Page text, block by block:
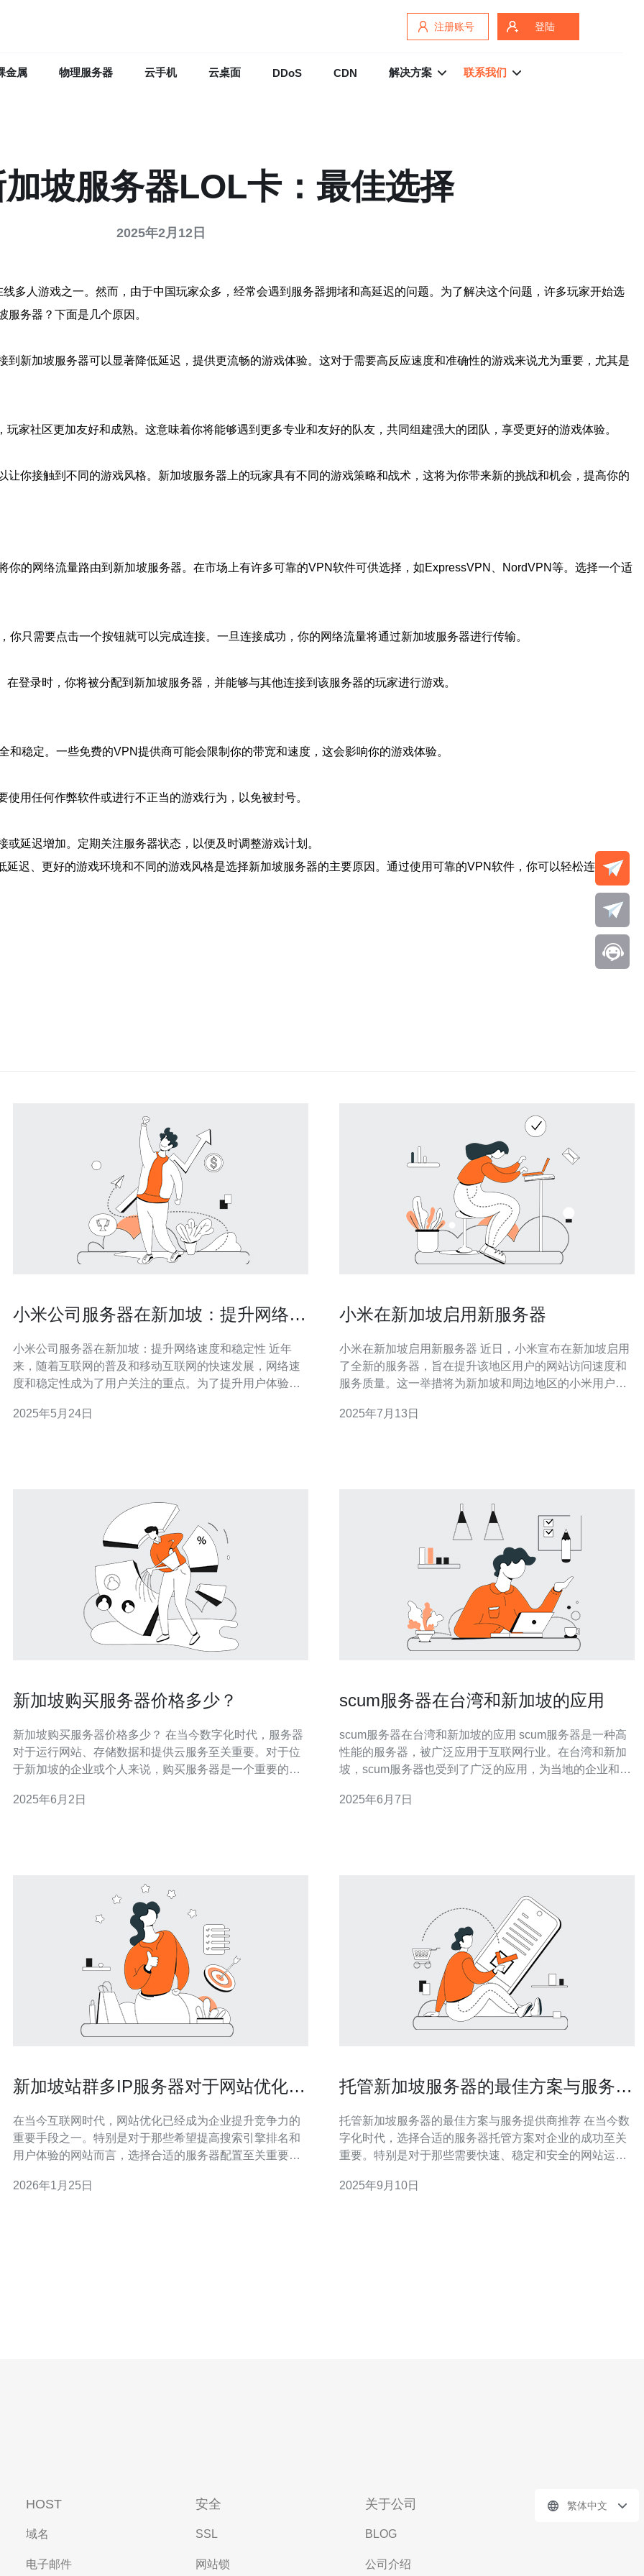
注册账号 登陆
金属 物理服务器 云手机 云桌面 DDoS CDN 解决方案 联系我们
坡服务器LOL卡：最佳选择
2025年2月12日
多人游戏之一。然而，由于中国玩家众多，经常会遇到服务器拥堵和高延迟的问题。为了解决这个问题，许多玩家开始选
务器？下面是几个原因。
新加坡服务器可以显著降低延迟，提供更流畅的游戏体验。这对于需要高反应速度和准确性的游戏来说尤为重要，尤其是
家社区更加友好和成熟。这意味着你将能够遇到更多专业和友好的队友，共同组建强大的团队，享受更好的游戏体验。
你接触到不同的游戏风格。新加坡服务器上的玩家具有不同的游戏策略和战术，这将为你带来新的挑战和机会，提高你的
你的网络流量路由到新加坡服务器。在市场上有许多可靠的VPN软件可供选择，如ExpressVPN、NordVPN等。选择一个适
只需要点击一个按钮就可以完成连接。一旦连接成功，你的网络流量将通过新加坡服务器进行传输。
登录时，你将被分配到新加坡服务器，并能够与其他连接到该服务器的玩家进行游戏。
稳定。一些免费的VPN提供商可能会限制你的带宽和速度，这会影响你的游戏体验。
用任何作弊软件或进行不正当的游戏行为，以免被封号。
延迟增加。定期关注服务器状态，以便及时调整游戏计划。
迟、更好的游戏环境和不同的游戏风格是选择新加坡服务器的主要原因。通过使用可靠的VPN软件，你可以轻松连接到新
小米公司服务器在新加坡：提升网络速
小米公司服务器在新加坡：提升网络速度和稳定性 近年
来，随着互联网的普及和移动互联网的快速发展，网络速
度和稳定性成为了用户关注的重点。为了提升用户体验，
定性。 新加坡作为亚洲的金融中心和科技中心，拥有先进
2025年5月24日
小米在新加坡启用新服务器
小米在新加坡启用新服务器 近日，小米宣布在新加坡启用
了全新的服务器，旨在提升该地区用户的网站访问速度和
服务质量。这一举措将为新加坡和周边地区的小米用户带
商业和科技中心，拥有发达的互联网基础设施和高度数字
2025年7月13日
新加坡购买服务器价格多少？
新加坡购买服务器价格多少？ 在当今数字化时代，服务器
对于运行网站、存储数据和提供云服务至关重要。对于位
于新加坡的企业或个人来说，购买服务器是一个重要的决
您详细介绍。 在选择购买服务器之前，首先需要考虑的是
2025年6月2日
scum服务器在台湾和新加坡的应用
scum服务器在台湾和新加坡的应用 scum服务器是一种高
性能的服务器，被广泛应用于互联网行业。在台湾和新加
坡，scum服务器也受到了广泛的应用，为当地的企业和个
用scum服务器来搭建自己的网站和应用程序。由于scum
2025年6月7日
新加坡站群多IP服务器对于网站优化的
在当今互联网时代，网站优化已经成为企业提升竞争力的
重要手段之一。特别是对于那些希望提高搜索引擎排名和
用户体验的网站而言，选择合适的服务器配置至关重要。
性，并提供一份操作指南，帮助网站管理员更好地实施这
2026年1月25日
托管新加坡服务器的最佳方案与服务提
托管新加坡服务器的最佳方案与服务提供商推荐 在当今数
字化时代，选择合适的服务器托管方案对企业的成功至关
重要。特别是对于那些需要快速、稳定和安全的网站运营
文将为您提供新加坡服务器托管的最佳方案与服务提供商
2025年9月10日
HOST
域名
电子邮件
安全
SSL
网站锁
关于公司
BLOG
公司介绍
繁体中文